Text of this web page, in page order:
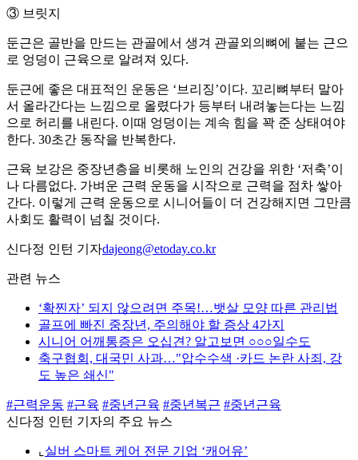
③ 브릿지
둔근은 골반을 만드는 관골에서 생겨 관골외의뼈에 붙는 근으
로 엉덩이 근육으로 알려져 있다.
둔근에 좋은 대표적인 운동은 ‘브리징’이다. 꼬리뼈부터 말아
서 올라간다는 느낌으로 올렸다가 등부터 내려놓는다는 느낌
으로 허리를 내린다. 이때 엉덩이는 계속 힘을 꽉 준 상태여야
한다. 30초간 동작을 반복한다.
근육 보강은 중장년층을 비롯해 노인의 건강을 위한 ‘저축’이
나 다름없다. 가벼운 근력 운동을 시작으로 근력을 점차 쌓아
간다. 이렇게 근력 운동으로 시니어들이 더 건강해지면 그만큼
사회도 활력이 넘칠 것이다.
신다정 인턴 기자dajeong@etoday.co.kr
관련 뉴스
‘확찐자’ 되지 않으려면 주목!…뱃살 모양 따른 관리법
골프에 빠진 중장년, 주의해야 할 증상 4가지
시니어 어깨통증은 오십견? 알고보면 ○○○일수도
축구협회, 대국민 사과…"압수수색 ·카드 논란 사죄, 강
도 높은 쇄신"
#근력운동 #근육 #중년근육 #중년복근 #중년근육
신다정 인턴 기자의 주요 뉴스
⌞ 실버 스마트 케어 전문 기업 ‘캐어유’